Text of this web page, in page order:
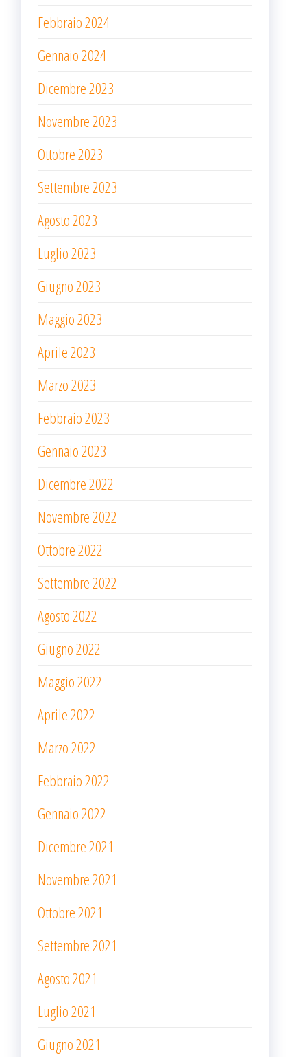
Febbraio 2024
Gennaio 2024
Dicembre 2023
Novembre 2023
Ottobre 2023
Settembre 2023
Agosto 2023
Luglio 2023
Giugno 2023
Maggio 2023
Aprile 2023
Marzo 2023
Febbraio 2023
Gennaio 2023
Dicembre 2022
Novembre 2022
Ottobre 2022
Settembre 2022
Agosto 2022
Giugno 2022
Maggio 2022
Aprile 2022
Marzo 2022
Febbraio 2022
Gennaio 2022
Dicembre 2021
Novembre 2021
Ottobre 2021
Settembre 2021
Agosto 2021
Luglio 2021
Giugno 2021